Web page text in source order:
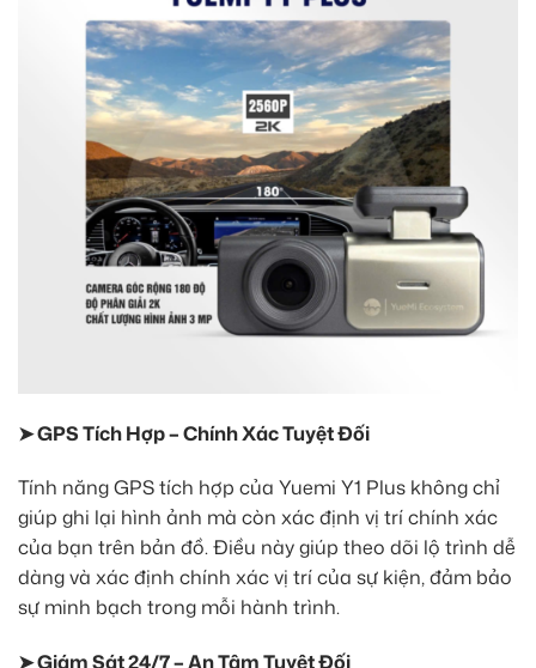
➤ GPS Tích Hợp – Chính Xác Tuyệt Đối
Tính năng GPS tích hợp của Yuemi Y1 Plus không chỉ
giúp ghi lại hình ảnh mà còn xác định vị trí chính xác
của bạn trên bản đồ. Điều này giúp theo dõi lộ trình dễ
dàng và xác định chính xác vị trí của sự kiện, đảm bảo
sự minh bạch trong mỗi hành trình.
➤ Giám Sát 24/7 – An Tâm Tuyệt Đối